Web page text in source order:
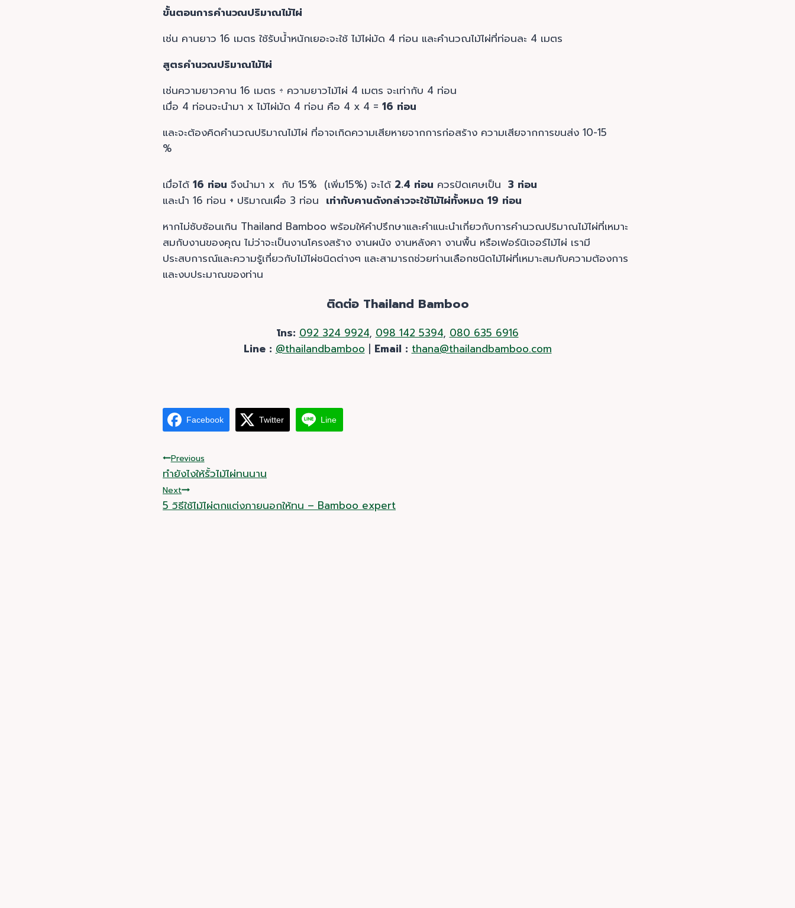
ขั้นตอนการคำนวณปริมาณไม้ไผ่
เช่น คานยาว 16 เมตร ใช้รับน้ำหนักเยอะจะใช้ ไม้ไผ่มัด 4 ท่อน และคำนวณไม้ไผ่ที่ท่อนละ 4 เมตร
สูตรคำนวณปริมาณไม้ไผ่
เช่นความยาวคาน 16 เมตร ÷ ความยาวไม้ไผ่ 4 เมตร จะเท่ากับ 4 ท่อน
เมื่อ 4 ท่อนจะนำมา x ไม้ไผ่มัด 4 ท่อน คือ 4 x 4 = 16 ท่อน
และจะต้องคิดคำนวณปริมาณไม้ไผ่ ที่อาจเกิดความเสียหายจากการก่อสร้าง ความเสียจากการขนส่ง 10-15
%
เมื่อได้ 16 ท่อน จึงนำมา x กับ 15% (เพิ่ม15%) จะได้ 2.4 ท่อน ควรปัดเศษเป็น 3 ท่อน
และนำ 16 ท่อน + ปริมาณเผื่อ 3 ท่อน เท่ากับคานดังกล่าวจะใช้ไม้ไผ่ทั้งหมด 19 ท่อน
หากไม่ซับซ้อนเกิน Thailand Bamboo พร้อมให้คำปรึกษาและคำแนะนำเกี่ยวกับการคำนวณปริมาณไม้ไผ่ที่เหมาะ
สมกับงานของคุณ ไม่ว่าจะเป็นงานโครงสร้าง งานผนัง งานหลังคา งานพื้น หรือเฟอร์นิเจอร์ไม้ไผ่ เรามี
ประสบการณ์และความรู้เกี่ยวกับไม้ไผ่ชนิดต่างๆ และสามารถช่วยท่านเลือกชนิดไม้ไผ่ที่เหมาะสมกับความต้องการ
และงบประมาณของท่าน
ติดต่อ Thailand Bamboo
โทร: 092 324 9924, 098 142 5394, 080 635 6916
Line : @thailandbamboo | Email : thana@thailandbamboo.com
Facebook Twitter Line
Post
navigation
Previous
ทำยังไงให้รั้วไม้ไผ่ทนนาน
Next
5 วิธีใช้ไม้ไผ่ตกแต่งภายนอกให้ทน – Bamboo expert